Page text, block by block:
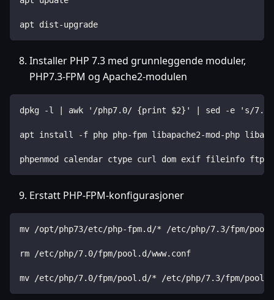
apt dist-upgrade
Installer PHP 7.3 med grunnleggende moduler,
PHP7.3-FPM og Apache2-modulen
dpkg -l | awk '/php7.0/ {print $2}' | sed -e 's/
apt install -f php php-fpm libapache2-mod-php
phpenmod calendar ctype curl dom exif fileinfo ftp gd
Erstatt PHP-FPM-konfigurasjoner
mv /opt/php73/etc/php-fpm.d/* /etc/php/7.3/fpm/
rm /etc/php/7.0/fpm/pool.d/www.conf
mv /etc/php/7.0/fpm/pool.d/* /etc/php/7.3/fpm/